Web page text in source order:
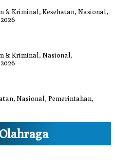
& Kriminal, Kesehatan, Nasional,
& Kriminal, Nasional,
Nasional, Pemerintahan,